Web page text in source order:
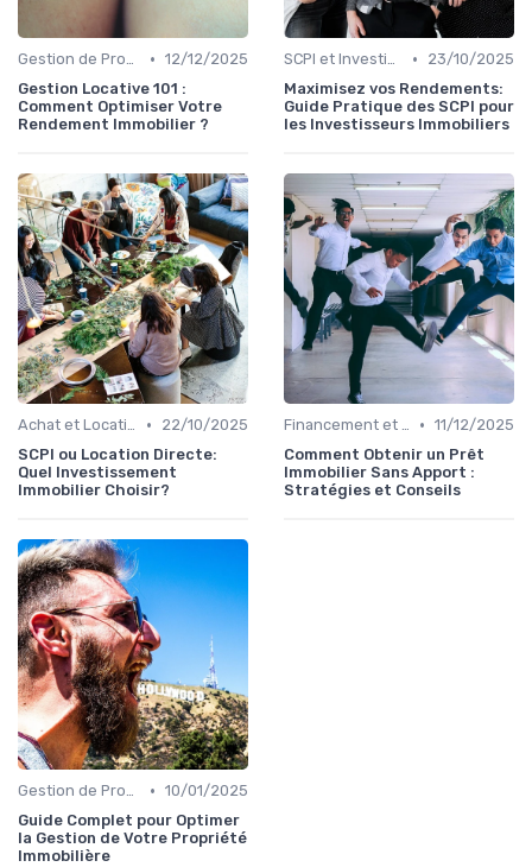
Gestion de Propriété • 12/12/2025
Gestion Locative 101 :
Comment Optimiser Votre
Rendement Immobilier ?
SCPI et Investissements Locatifs •
23/10/2025
Maximisez vos Rendements:
Guide Pratique des SCPI pour
les Investisseurs Immobiliers
Achat et Location de Biens Immobiliers •
22/10/2025
SCPI ou Location Directe:
Quel Investissement
Immobilier Choisir?
Financement et Prêts Immobiliers • 11/12/2025
Comment Obtenir un Prêt
Immobilier Sans Apport :
Stratégies et Conseils
Gestion de Propriété • 10/01/2025
Guide Complet pour Optimer
la Gestion de Votre Propriété
Immobilière